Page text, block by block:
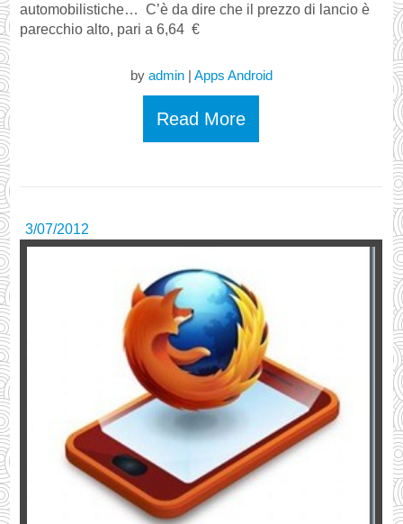
automobilistiche… C’è da dire che il prezzo di lancio è
parecchio alto, pari a 6,64 €
by admin| Apps Android
Read More
3/07/2012